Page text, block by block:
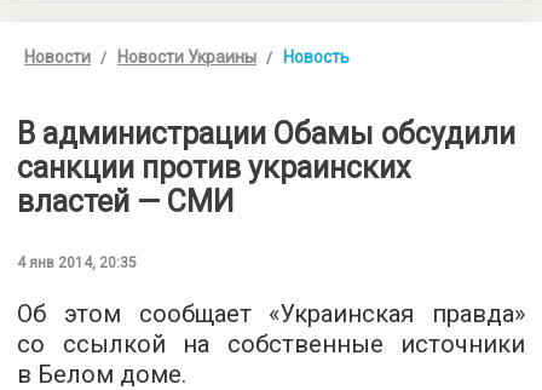
Новости Новости Украины Новость
В администрации Обамы обсудили
санкции против украинских
властей — СМИ
4 янв 2014, 20:35
Об этом сообщает «Украинская правда»
со ссылкой на собственные источники
в Белом доме.